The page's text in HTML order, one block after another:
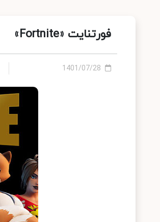
فورتنایت «Fortnite»
1401/07/28